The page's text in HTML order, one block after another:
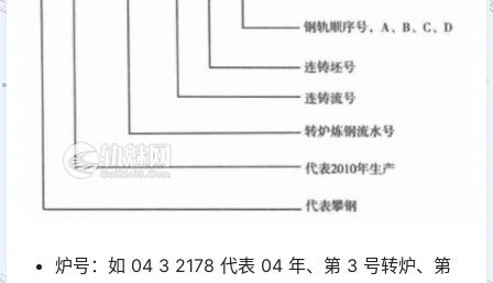
炉号：如 04 3 2178 代表 04 年、第 3 号转炉、第